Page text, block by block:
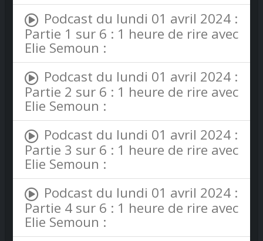
Podcast du lundi 01 avril 2024 :
Partie 1 sur 6 : 1 heure de rire avec
Elie Semoun :
Podcast du lundi 01 avril 2024 :
Partie 2 sur 6 : 1 heure de rire avec
Elie Semoun :
Podcast du lundi 01 avril 2024 :
Partie 3 sur 6 : 1 heure de rire avec
Elie Semoun :
Podcast du lundi 01 avril 2024 :
Partie 4 sur 6 : 1 heure de rire avec
Elie Semoun :